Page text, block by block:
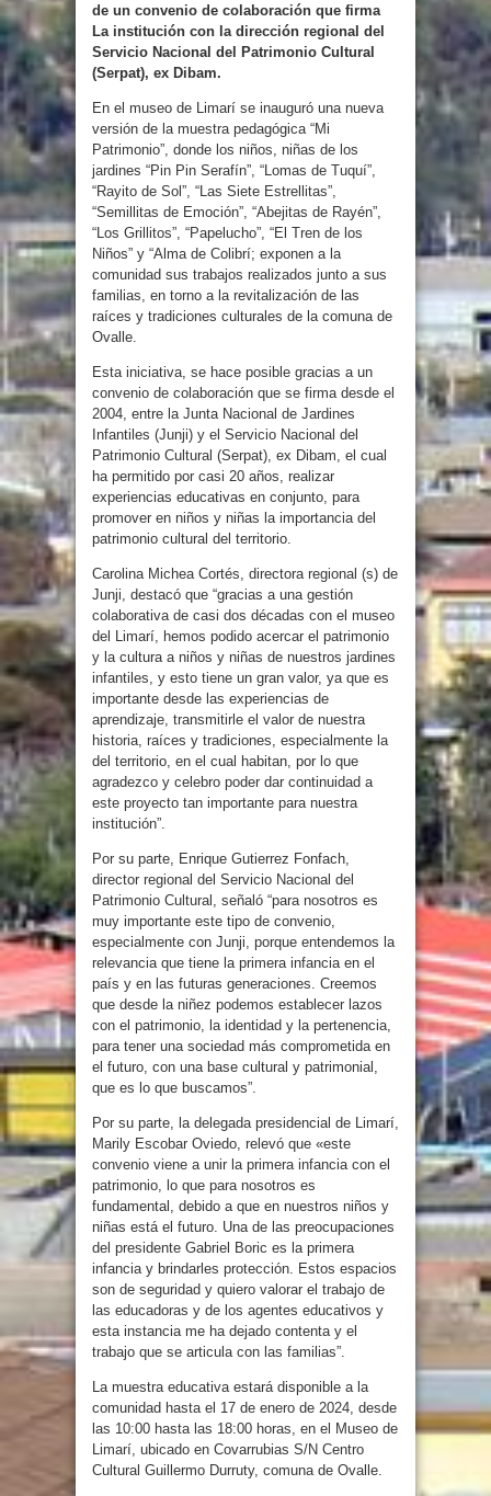
de un convenio de colaboración que firma
La institución con la dirección regional del
Servicio Nacional del Patrimonio Cultural
(Serpat), ex Dibam.
En el museo de Limarí se inauguró una nueva
versión de la muestra pedagógica “Mi
Patrimonio”, donde los niños, niñas de los
jardines “Pin Pin Serafín”, “Lomas de Tuquí”,
“Rayito de Sol”, “Las Siete Estrellitas”,
“Semillitas de Emoción”, “Abejitas de Rayén”,
“Los Grillitos”, “Papelucho”, “El Tren de los
Niños” y “Alma de Colibrí; exponen a la
comunidad sus trabajos realizados junto a sus
familias, en torno a la revitalización de las
raíces y tradiciones culturales de la comuna de
Ovalle.
Esta iniciativa, se hace posible gracias a un
convenio de colaboración que se firma desde el
2004, entre la Junta Nacional de Jardines
Infantiles (Junji) y el Servicio Nacional del
Patrimonio Cultural (Serpat), ex Dibam, el cual
ha permitido por casi 20 años, realizar
experiencias educativas en conjunto, para
promover en niños y niñas la importancia del
patrimonio cultural del territorio.
Carolina Michea Cortés, directora regional (s) de
Junji, destacó que “gracias a una gestión
colaborativa de casi dos décadas con el museo
del Limarí, hemos podido acercar el patrimonio
y la cultura a niños y niñas de nuestros jardines
infantiles, y esto tiene un gran valor, ya que es
importante desde las experiencias de
aprendizaje, transmitirle el valor de nuestra
historia, raíces y tradiciones, especialmente la
del territorio, en el cual habitan, por lo que
agradezco y celebro poder dar continuidad a
este proyecto tan importante para nuestra
institución”.
Por su parte, Enrique Gutierrez Fonfach,
director regional del Servicio Nacional del
Patrimonio Cultural, señaló “para nosotros es
muy importante este tipo de convenio,
especialmente con Junji, porque entendemos la
relevancia que tiene la primera infancia en el
país y en las futuras generaciones. Creemos
que desde la niñez podemos establecer lazos
con el patrimonio, la identidad y la pertenencia,
para tener una sociedad más comprometida en
el futuro, con una base cultural y patrimonial,
que es lo que buscamos”.
Por su parte, la delegada presidencial de Limarí,
Marily Escobar Oviedo, relevó que «este
convenio viene a unir la primera infancia con el
patrimonio, lo que para nosotros es
fundamental, debido a que en nuestros niños y
niñas está el futuro. Una de las preocupaciones
del presidente Gabriel Boric es la primera
infancia y brindarles protección. Estos espacios
son de seguridad y quiero valorar el trabajo de
las educadoras y de los agentes educativos y
esta instancia me ha dejado contenta y el
trabajo que se articula con las familias”.
La muestra educativa estará disponible a la
comunidad hasta el 17 de enero de 2024, desde
las 10:00 hasta las 18:00 horas, en el Museo de
Limarí, ubicado en Covarrubias S/N Centro
Cultural Guillermo Durruty, comuna de Ovalle.